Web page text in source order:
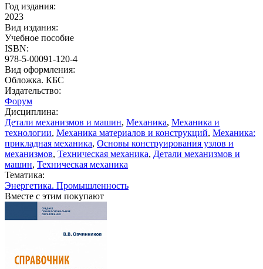
Год издания:
2023
Вид издания:
Учебное пособие
ISBN:
978-5-00091-120-4
Вид оформления:
Обложка. КБС
Издательство:
Форум
Дисциплина:
Детали механизмов и машин, Механика, Механика и
технологии, Механика материалов и конструкций, Механика:
прикладная механика, Основы конструирования узлов и
механизмов, Техническая механика, Детали механизмов и
машин, Техническая механика
Тематика:
Энергетика. Промышленность
Вместе с этим покупают